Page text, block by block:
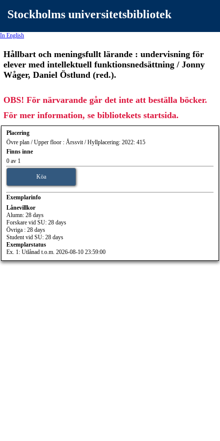
Stockholms universitetsbibliotek
In English
Hållbart och meningsfullt lärande : undervisning för
elever med intellektuell funktionsnedsättning / Jonny
Wåger, Daniel Östlund (red.).
OBS! För närvarande går det inte att beställa böcker.
För mer information, se bibliotekets startsida.
Placering
Övre plan / Upper floor : Årssvit / Hyllplacering: 2022: 415
Finns inne
0 av 1
Köa
Exemplarinfo
Lånevillkor
Alumn: 28 days
Forskare vid SU: 28 days
Övriga : 28 days
Student vid SU: 28 days
Exemplarstatus
Ex. 1: Utlånad t.o.m. 2026-08-10 23:59:00